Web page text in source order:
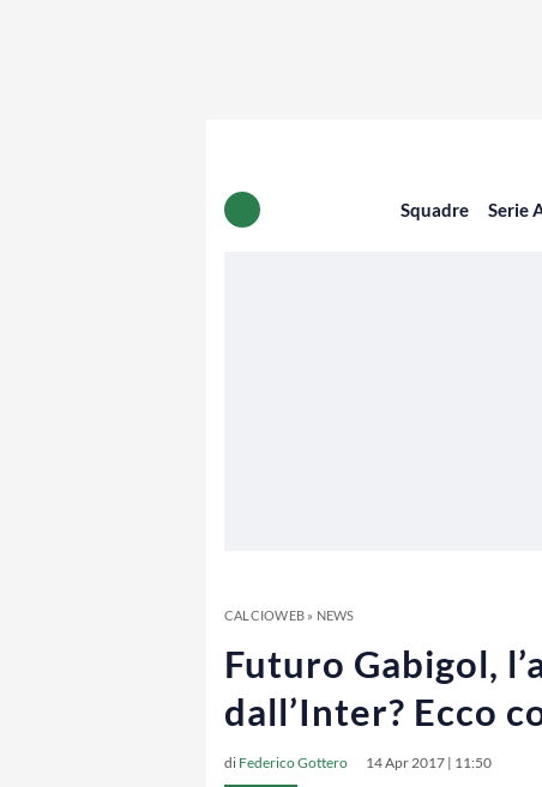
Squadre Serie
CALCIOWEB» NEWS
Futuro Gabigol,
dall’Inter? Ecco
di Federico Gottero 14 Apr 2017 | 11:50